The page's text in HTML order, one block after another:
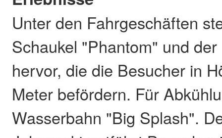
Unter den Fahrgeschäften
Schaukel "Phantom" und
hervor, die die Besucher in
Meter befördern. Für
Wasserbahn "Big Splash".